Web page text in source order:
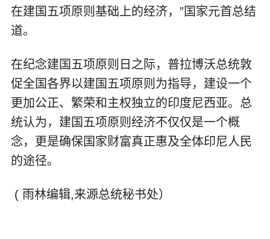
在建国五项原则基础上的经济，”国家元首总结
道。
在纪念建国五项原则日之际，普拉博沃总统敦
促全国各界以建国五项原则为指导，建设一个
更加公正、繁荣和主权独立的印度尼西亚。总
统认为，建国五项原则经济不仅仅是一个概
念，更是确保国家财富真正惠及全体印尼人民
的途径。
( 雨林编辑,来源总统秘书处）